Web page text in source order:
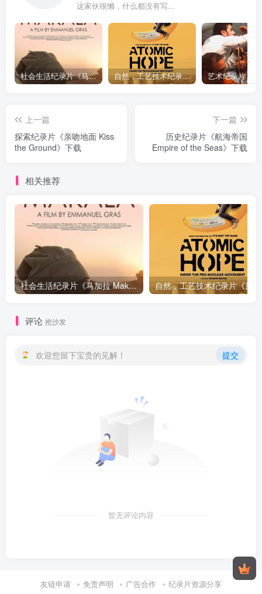
这家伙很懒，什么都没有写...
社会生活纪录片《马加拉 Makala》下载 自然，工艺技术纪录片《原子能的希望 Atomic Hope – Inside the Pro-Nuclear Movement》下载
上一篇
探索纪录片《亲吻地面 Kiss
the Ground》下载
下一篇
历史纪录片《航海帝国
Empire of the Seas》下载
相关推荐
社会生活纪录片《马加拉 Makala》下载
评论 抢沙发
欢迎您留下宝贵的见解！ 提交
暂无评论内容
友链申请 免责声明 广告合作 纪录片资源分享